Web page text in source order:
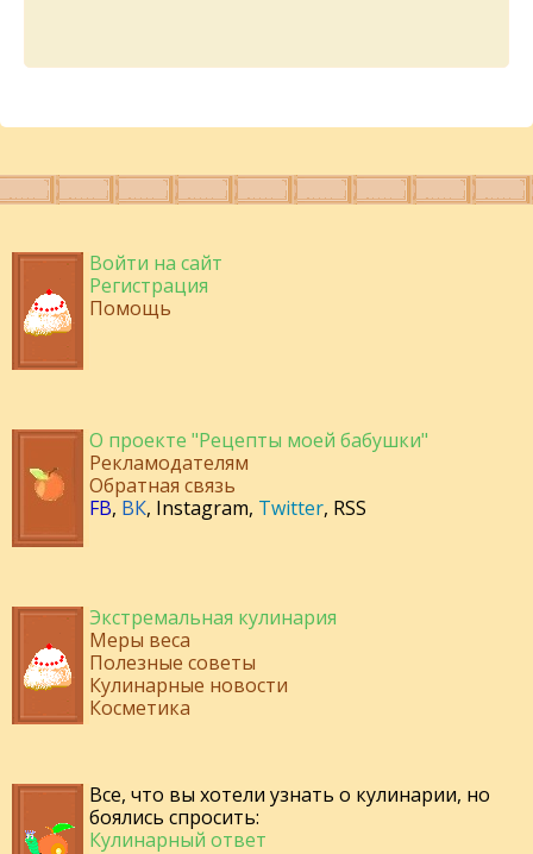
Войти на сайт
Регистрация
Помощь
О проекте "Рецепты моей бабушки"
Рекламодателям
Обратная связь
FB, ВК, Instagram, Twitter, RSS
Экстремальная кулинария
Меры веса
Полезные советы
Кулинарные новости
Косметика
Все, что вы хотели узнать о кулинарии, но
боялись спросить:
Кулинарный ответ